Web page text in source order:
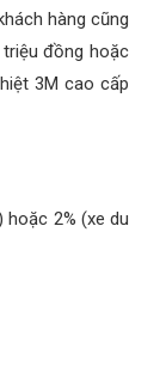
hàng cũng
đồng hoặc
3M cao cấp
2% (xe du